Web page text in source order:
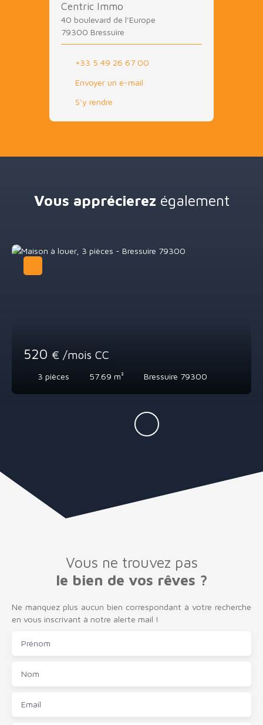
Centric Immo
40 boulevard de l'Europe
79300 Bressuire
+33 5 49 26 67 00
Envoyer un e-mail
S'y rendre
Vous apprécierez également
520 € /mois CC
3 pièces 57.69 m² Bressuire 79300
Vous ne trouvez pas
le bien de vos rêves ?
Ne manquez plus aucun bien correspondant à votre recherche
en vous inscrivant à notre alerte mail !
Prénom
Nom
Email